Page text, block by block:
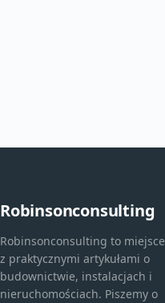
Robinsonconsulting
Robinsonconsulting to miejsce
z praktycznymi artykułami o
budownictwie, instalacjach i
nieruchomościach. Piszemy o